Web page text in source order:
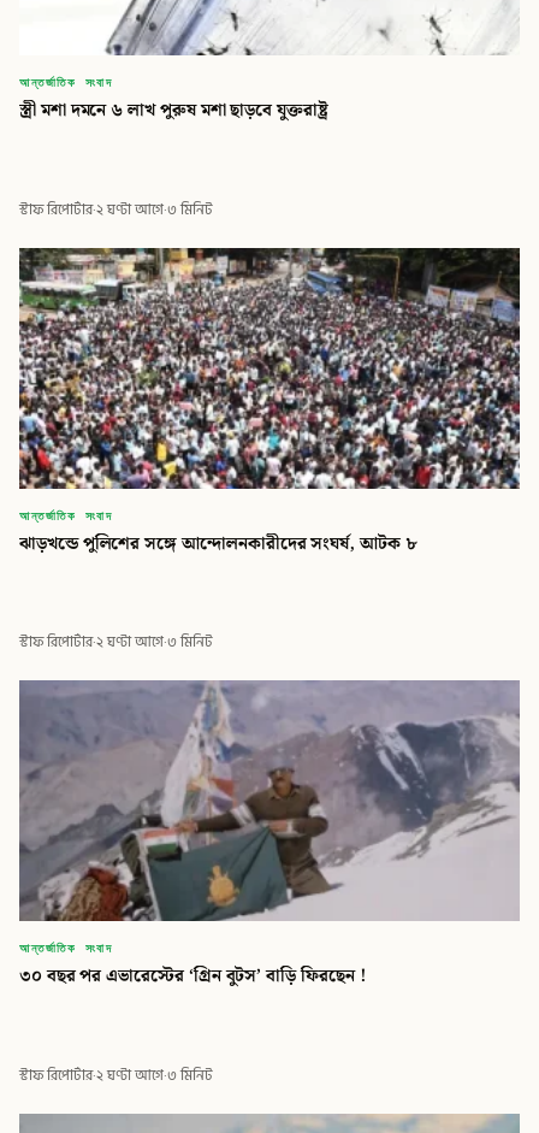
আন্তর্জাতিক সংবাদ
স্ত্রী মশা দমনে ৬ লাখ পুরুষ মশা ছাড়বে যুক্তরাষ্ট্র
স্টাফ রিপোর্টার·২ ঘণ্টা আগে·৩ মিনিট
আন্তর্জাতিক সংবাদ
ঝাড়খন্ডে পুলিশের সঙ্গে আন্দোলনকারীদের সংঘর্ষ, আটক ৮
স্টাফ রিপোর্টার·২ ঘণ্টা আগে·৩ মিনিট
আন্তর্জাতিক সংবাদ
৩০ বছর পর এভারেস্টের ‘গ্রিন বুটস’ বাড়ি ফিরছেন !
স্টাফ রিপোর্টার·২ ঘণ্টা আগে·৩ মিনিট